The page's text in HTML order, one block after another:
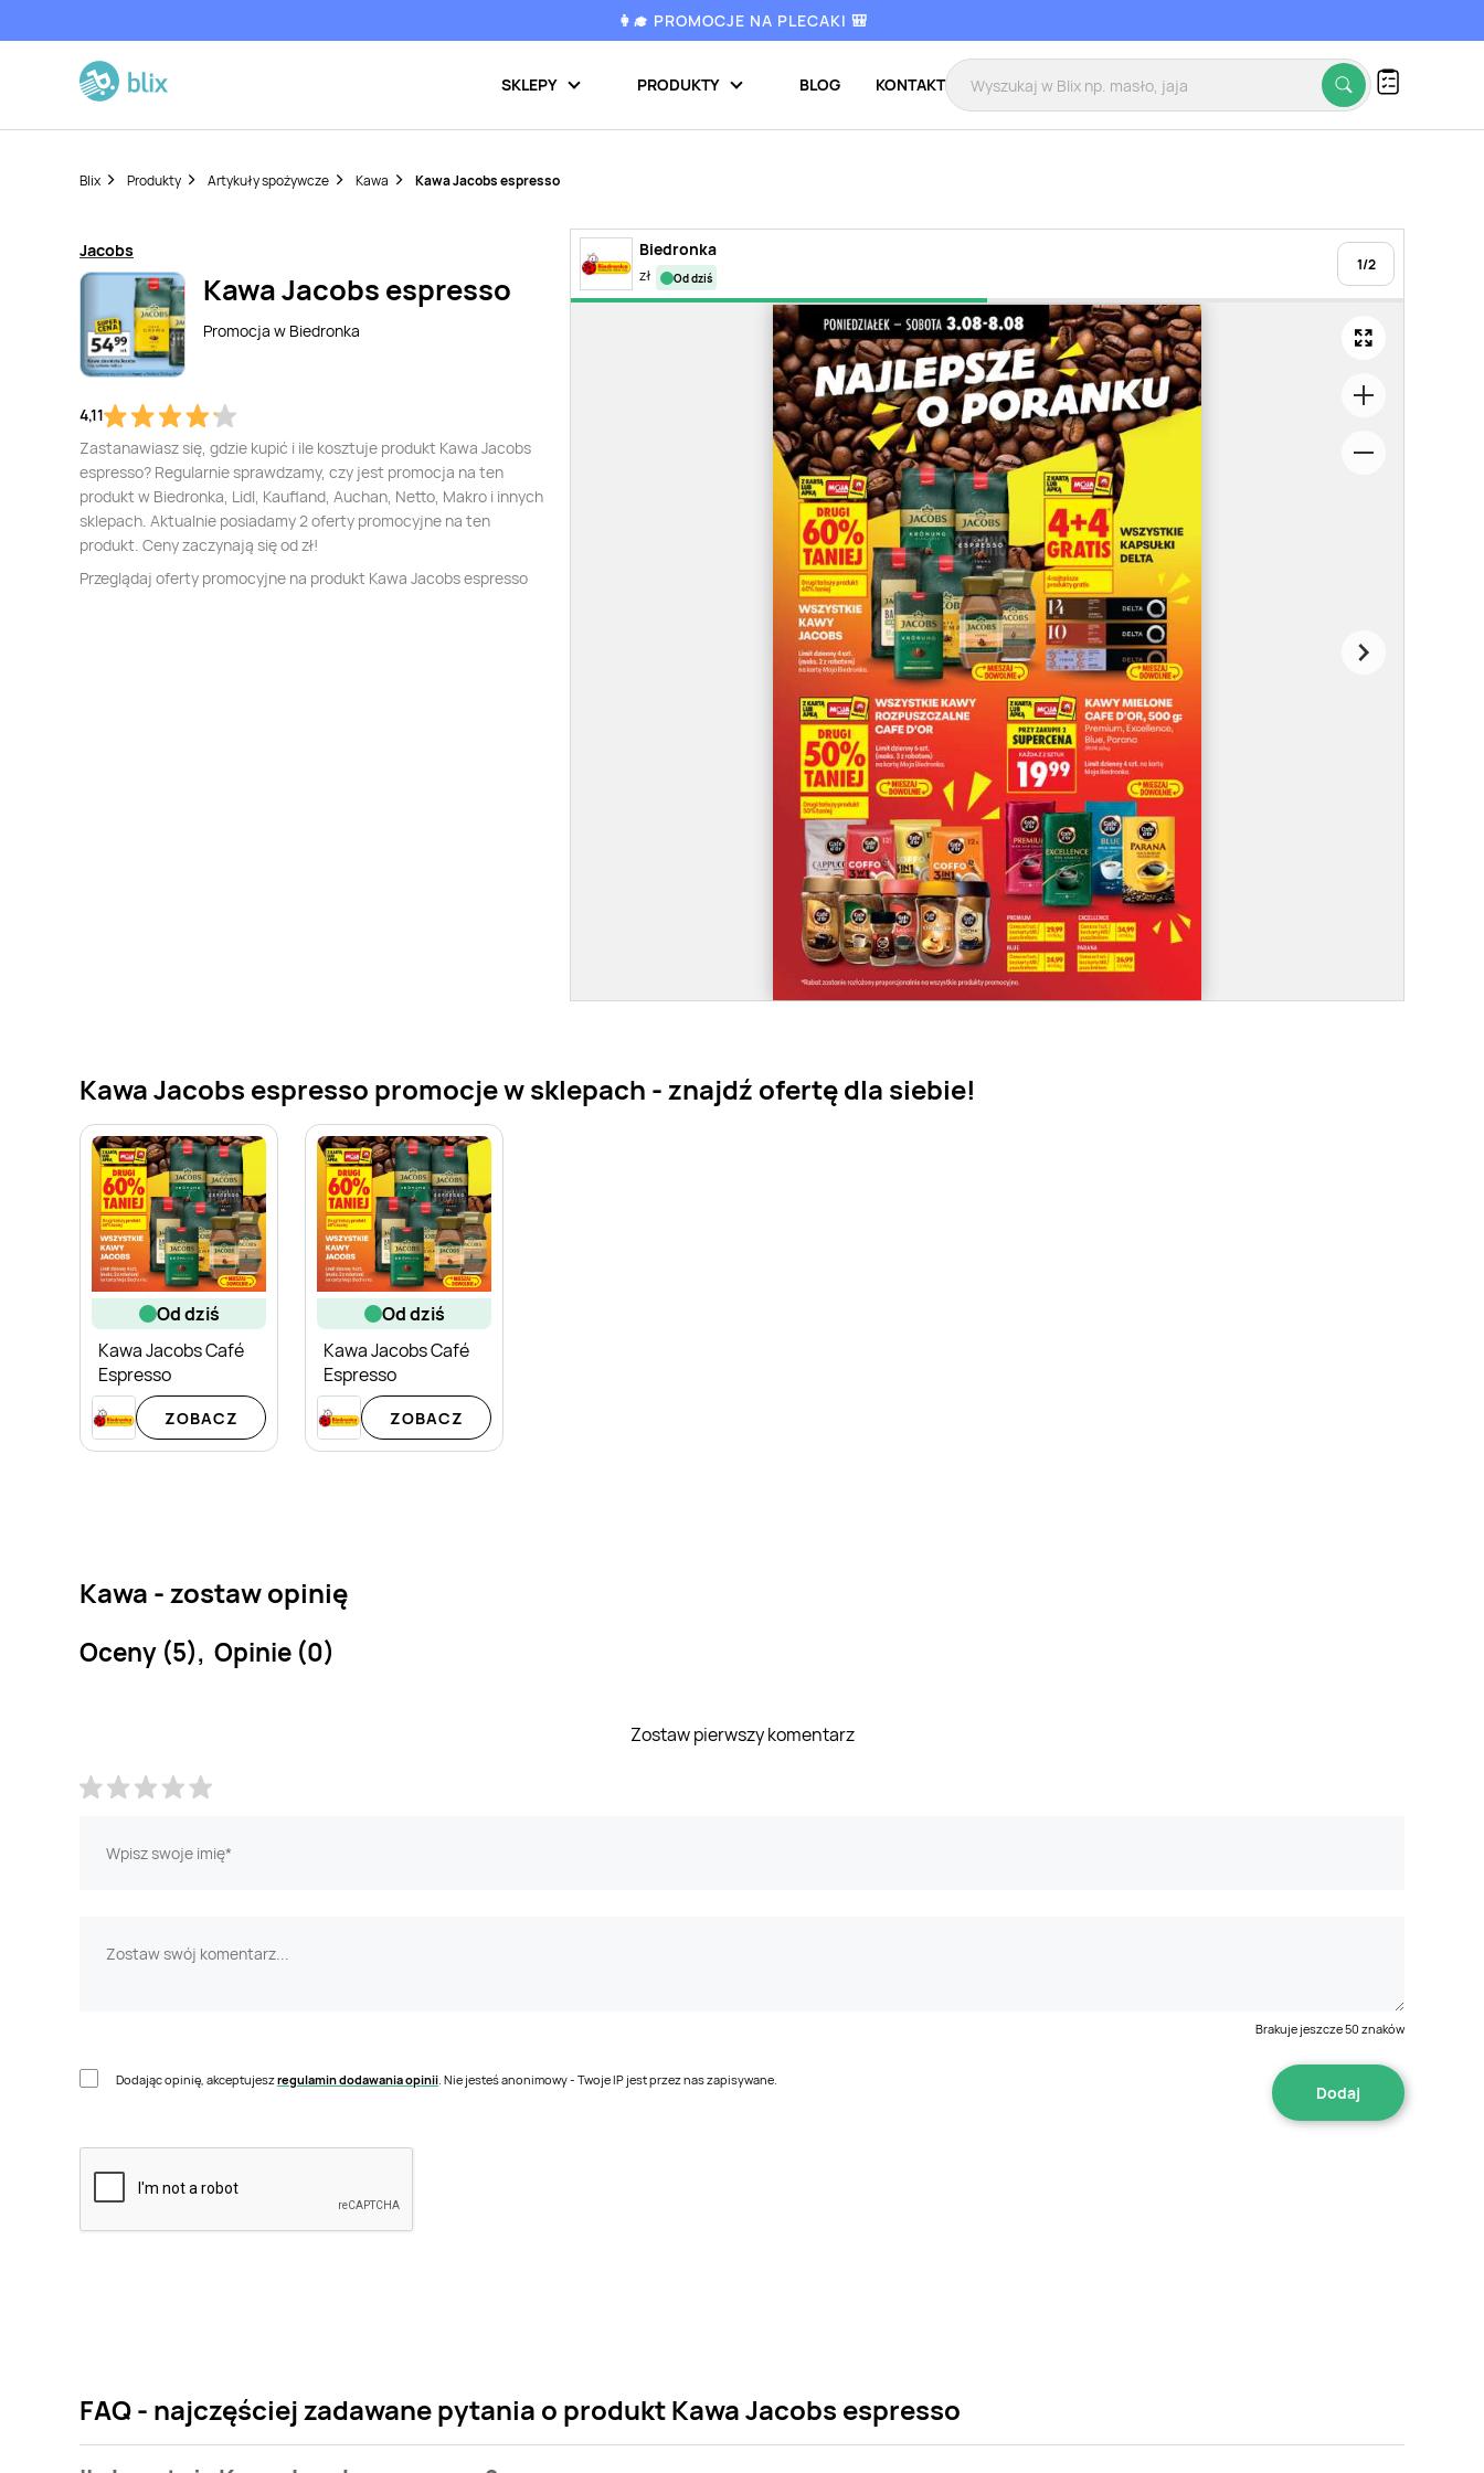
👩‍🎓 PROMOCJE NA PLECAKI 🎒
SKLEPY PRODUKTY BLOG KONTAKT
Blix Produkty Artykuły spożywcze Kawa Kawa Jacobs espresso
Jacobs
Kawa Jacobs espresso
Promocja w Biedronka
4,11
Zastanawiasz się, gdzie kupić i ile kosztuje produkt Kawa Jacobs
espresso? Regularnie sprawdzamy, czy jest promocja na ten
produkt w Biedronka, Lidl, Kaufland, Auchan, Netto, Makro i innych
sklepach. Aktualnie posiadamy 2 oferty promocyjne na ten
produkt. Ceny zaczynają się od zł!
Przeglądaj oferty promocyjne na produkt Kawa Jacobs espresso
Biedronka
zł od dziś
1/2
Kawa Jacobs espresso promocje w sklepach - znajdź ofertę dla siebie!
od dziś
Kawa Jacobs Café
Espresso
ZOBACZ
od dziś
Kawa Jacobs Café
Espresso
ZOBACZ
Kawa - zostaw opinię
Oceny (5), Opinie (0)
Zostaw pierwszy komentarz
Brakuje jeszcze50 znaków
Dodając opinię, akceptujeszregulamin dodawania opinii. Nie jesteś anonimowy - Twoje IP jest przez nas zapisywane.
FAQ - najczęściej zadawane pytania o produkt Kawa Jacobs espresso